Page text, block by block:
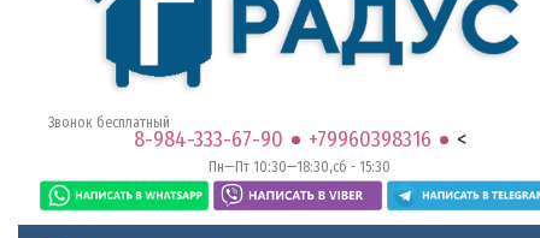
8-984-333-67-90 +79960398316 <
Звонок бесплатный
Пн—Пт 10:30—18:30,сб - 15:30